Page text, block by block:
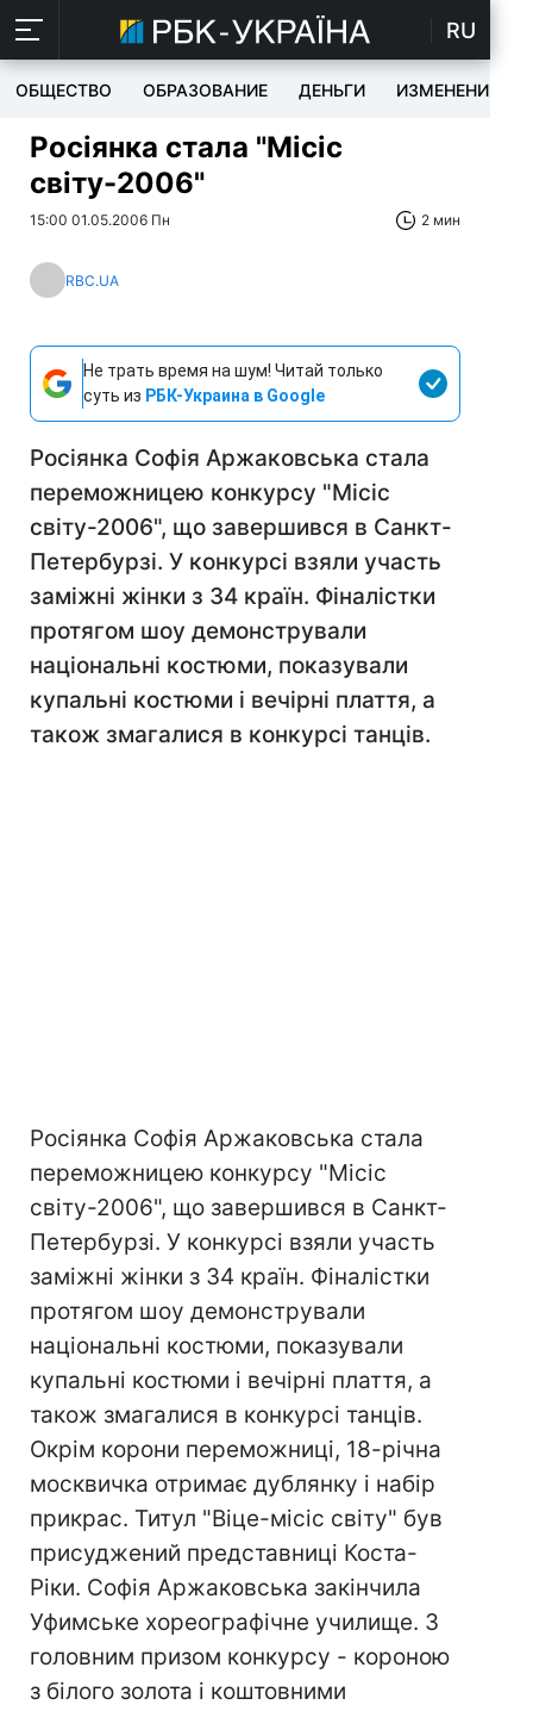
RU
ОБЩЕСТВО ОБРАЗОВАНИЕ ДЕНЬГИ ИЗМЕНЕНИЯ
Росіянка стала "Місіс
світу-2006"
15:00 01.05.2006 Пн 2 мин
RBC.UA
Не трать время на шум! Читай только
суть из РБК-Украина в Google
Росіянка Софія Аржаковська стала
переможницею конкурсу "Місіс
світу-2006", що завершився в Санкт-
Петербурзі. У конкурсі взяли участь
заміжні жінки з 34 країн. Фіналістки
протягом шоу демонстрували
національні костюми, показували
купальні костюми і вечірні плаття, а
також змагалися в конкурсі танців.
Росіянка Софія Аржаковська стала
переможницею конкурсу "Місіс
світу-2006", що завершився в Санкт-
Петербурзі. У конкурсі взяли участь
заміжні жінки з 34 країн. Фіналістки
протягом шоу демонстрували
національні костюми, показували
купальні костюми і вечірні плаття, а
також змагалися в конкурсі танців.
Окрім корони переможниці, 18-річна
москвичка отримає дублянку і набір
прикрас. Титул "Віце-місіс світу" був
присуджений представниці Коста-
Ріки. Софія Аржаковська закінчила
Уфимське хореографічне училище. З
головним призом конкурсу - короною
з білого золота і коштовними